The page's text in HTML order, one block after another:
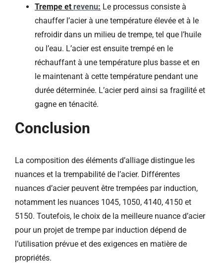
Trempe et revenu: Le processus consiste à
chauffer l’acier à une température élevée et à le
refroidir dans un milieu de trempe, tel que l’huile
ou l’eau. L’acier est ensuite trempé en le
réchauffant à une température plus basse et en
le maintenant à cette température pendant une
durée déterminée. L’acier perd ainsi sa fragilité et
gagne en ténacité.
Conclusion
La composition des éléments d’alliage distingue les
nuances et la trempabilité de l’acier. Différentes
nuances d’acier peuvent être trempées par induction,
notamment les nuances 1045, 1050, 4140, 4150 et
5150. Toutefois, le choix de la meilleure nuance d’acier
pour un projet de trempe par induction dépend de
l’utilisation prévue et des exigences en matière de
propriétés.